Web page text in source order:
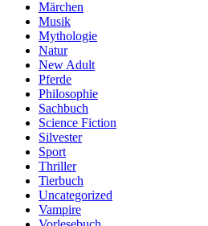
Märchen
Musik
Mythologie
Natur
New Adult
Pferde
Philosophie
Sachbuch
Science Fiction
Silvester
Sport
Thriller
Tierbuch
Uncategorized
Vampire